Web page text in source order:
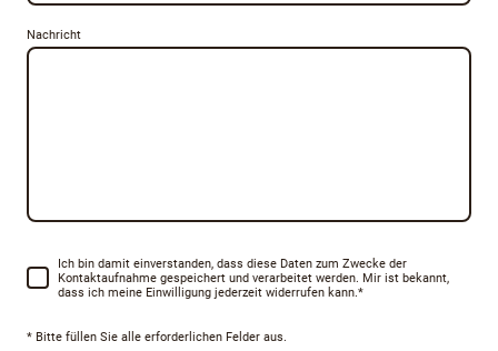
Nachricht
Ich bin damit einverstanden, dass diese Daten zum Zwecke der
Kontaktaufnahme gespeichert und verarbeitet werden. Mir ist bekannt,
dass ich meine Einwilligung jederzeit widerrufen kann.*
* Bitte füllen Sie alle erforderlichen Felder aus.